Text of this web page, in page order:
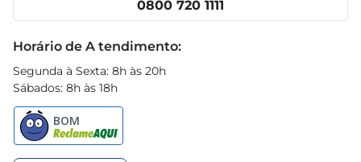
0800 720 1111
Horário de A tendimento:
Segunda à Sexta: 8h às 20h
Sábados: 8h às 18h